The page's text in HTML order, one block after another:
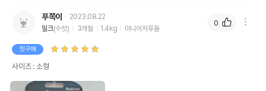
푸쪽이
2023.08.22
밀크(수컷) 3개월 1.4kg 미니어처푸들
첫구매
사이즈 : 소형
0